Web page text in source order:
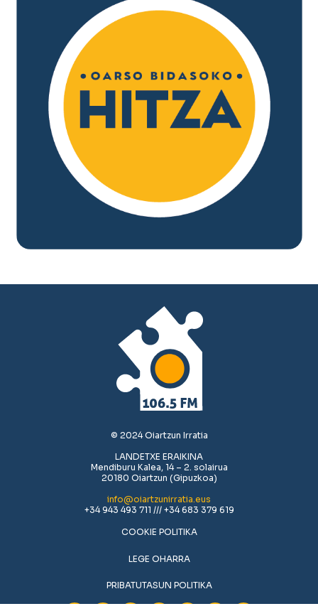
© 2024 Oiartzun Irratia
LANDETXE ERAIKINA
Mendiburu Kalea, 14 – 2. solairua
20180 Oiartzun (Gipuzkoa)
info@oiartzunirratia.eus
+34 943 493 711 /// +34 683 379 619
COOKIE POLITIKA
LEGE OHARRA
PRIBATUTASUN POLITIKA